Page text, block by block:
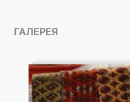
ГАЛЕРЕЯ